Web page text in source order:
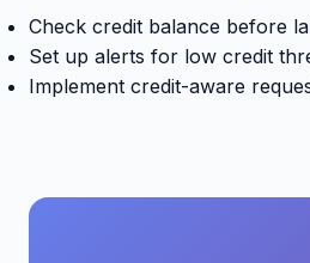
Check credit balance before
Set up alerts for low credit
Implement credit-aware